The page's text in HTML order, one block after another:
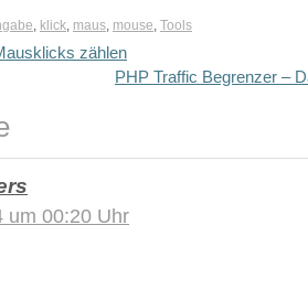
, klick, maus, mouse, Tools
zählen
PHP Traffic Begrenzer –
um 00:20 Uhr